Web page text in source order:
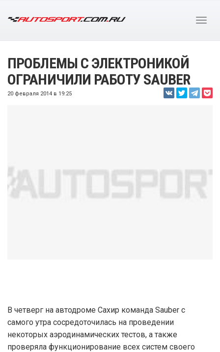
ПРОБЛЕМЫ С ЭЛЕКТРОНИКОЙ
ОГРАНИЧИЛИ РАБОТУ SAUBER
20 февраля 2014 в 19:25
В четверг на автодроме Сахир команда Sauber с
самого утра сосредоточилась на проведении
некоторых аэродинамических тестов, а также
проверяла функционирование всех систем своего